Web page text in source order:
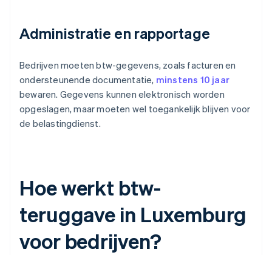
Administratie en rapportage
Bedrijven moeten btw-gegevens, zoals facturen en
ondersteunende documentatie, minstens 10 jaar
bewaren. Gegevens kunnen elektronisch worden
opgeslagen, maar moeten wel toegankelijk blijven voor
de belastingdienst.
Hoe werkt btw-
teruggave in Luxemburg
voor bedrijven?